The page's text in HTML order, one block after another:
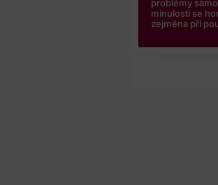
problémy
minulosti se
zejména při